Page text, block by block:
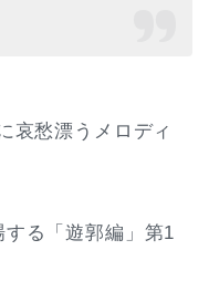
哀愁漂うメロディ
る「遊郭編」第1